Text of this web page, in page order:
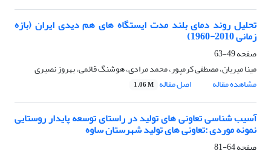
تحلیل روند دمای بلند مدت ایستگاه های هم دیدی ایران (بازه
زمانی 2010-1960)
صفحه49-63
مینا میریان، مصطفی کرمپور، محمد مرادی، هوشنگ قائمی، بهروز نصیری
مشاهده مقاله
اصل مقاله 1.06 M
آسیب شناسی تعاونی های تولید در راستای توسعه پایدار روستایی
نمونه موردی :تعاونی های تولید شهرستان ساوه
صفحه64-81